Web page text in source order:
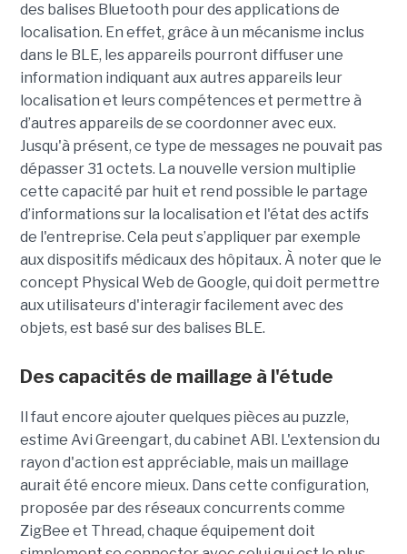
des balises Bluetooth pour des applications de
localisation. En effet, grâce à un mécanisme inclus
dans le BLE, les appareils pourront diffuser une
information indiquant aux autres appareils leur
localisation et leurs compétences et permettre à
d’autres appareils de se coordonner avec eux.
Jusqu'à présent, ce type de messages ne pouvait pas
dépasser 31 octets. La nouvelle version multiplie
cette capacité par huit et rend possible le partage
d’informations sur la localisation et l'état des actifs
de l'entreprise. Cela peut s’appliquer par exemple
aux dispositifs médicaux des hôpitaux. À noter que le
concept Physical Web de Google, qui doit permettre
aux utilisateurs d'interagir facilement avec des
objets, est basé sur des balises BLE.
Des capacités de maillage à l'étude
Il faut encore ajouter quelques pièces au puzzle,
estime Avi Greengart, du cabinet ABI. L'extension du
rayon d'action est appréciable, mais un maillage
aurait été encore mieux. Dans cette configuration,
proposée par des réseaux concurrents comme
ZigBee et Thread, chaque équipement doit